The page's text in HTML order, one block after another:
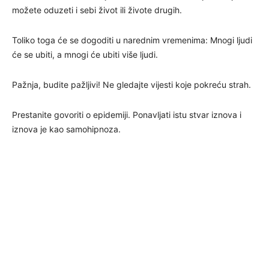
možete oduzeti i sebi život ili živote drugih.
Toliko toga će se dogoditi u narednim vremenima: Mnogi ljudi
će se ubiti, a mnogi će ubiti više ljudi.
Pažnja, budite pažljivi! Ne gledajte vijesti koje pokreću strah.
Prestanite govoriti o epidemiji. Ponavljati istu stvar iznova i
iznova je kao samohipnoza.